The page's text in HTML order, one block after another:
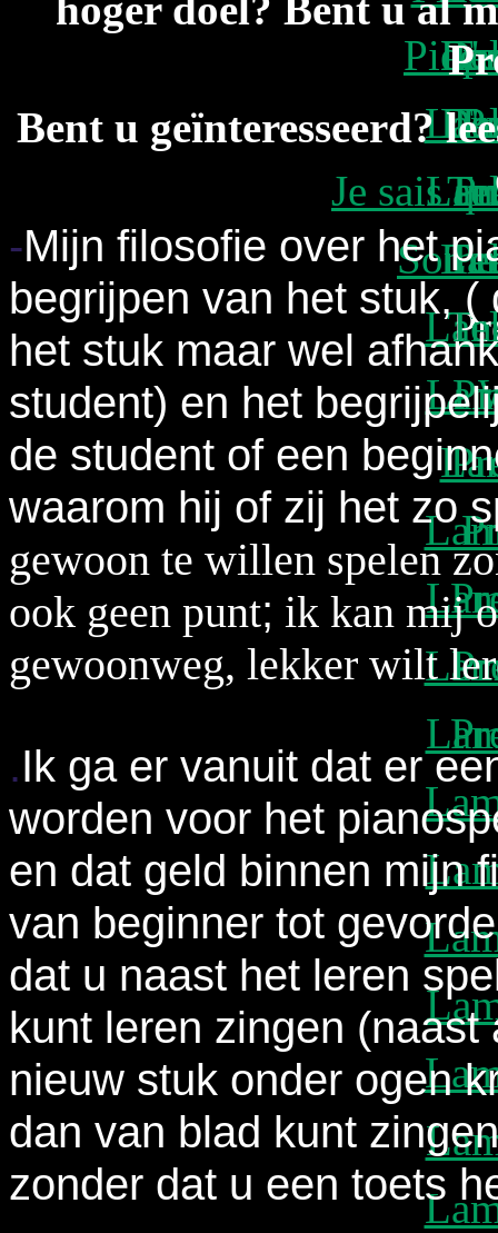
Je sais
Bent u geïnteresseerd?
-Mijn filosofie over het
begrijpen van het stuk,
het stuk maar wel
student) en het
de student of een
waarom hij of zij het zo
gewoon te willen spelen
ook geen punt; ik kan mij
gewoonweg, lekker wilt
.Ik ga er vanuit dat er
worden voor het
en dat geld binnen mijn
van beginner tot
dat u naast het leren
kunt leren zingen
nieuw stuk onder ogen
dan van blad kunt
zonder dat u een toets